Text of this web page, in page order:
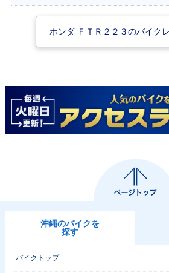
ホンダ ＦＴＲ２２３のバイク
沖縄のバイクを
探す
バイクトップ